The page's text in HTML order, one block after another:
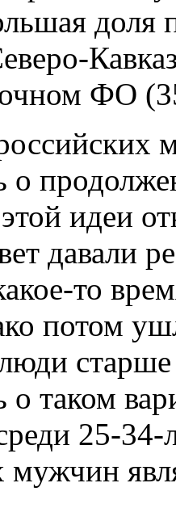
ФО
о
идеи
давали
то
потом
о таком
25-
мужчин